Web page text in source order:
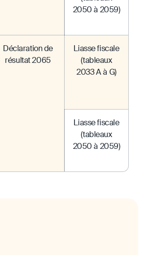
2050 à 2059)
Déclaration de
résultat 2065
Liasse fiscale
(tableaux
2033 A à G)
Liasse fiscale
(tableaux
2050 à 2059)